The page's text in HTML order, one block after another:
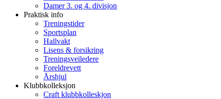
Damer 3. og 4. divisjon
Praktisk info
Treningstider
Sportsplan
Hallvakt
Lisens & forsikring
Treningsveiledere
Foreldrevett
Årshjul
Klubbkolleksjon
Craft klubbkolleskjon